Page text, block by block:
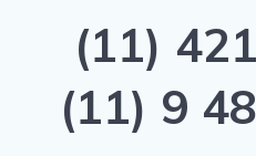
(11)
(11) 9